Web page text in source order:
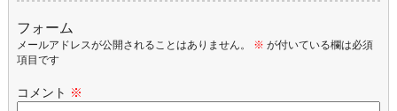
フォーム
メールアドレスが公開されることはありません。 ※ が付いている欄は必須
項目です
コメント ※